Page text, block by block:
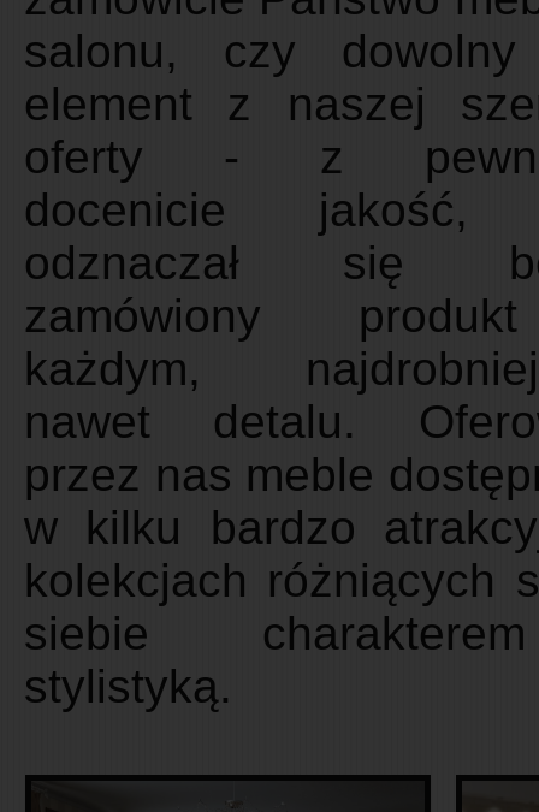
salonu, czy
element z naszej
oferty - z
docenicie jakość,
odznaczał się
zamówiony
każdym,
nawet detalu.
przez nas meble
w kilku bardzo
kolekcjach różniących
siebie
stylistyką.